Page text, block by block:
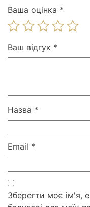
Ваша оцінка *
Ваш відгук *
Назва *
Email *
Зберегти моє ім'я,